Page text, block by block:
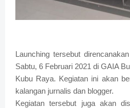
Launching tersebut
Sabtu, 6 Februari 2021 di GAIA
Kubu Raya. Kegiatan ini akan
kalangan jurnalis dan blogger.
Kegiatan tersebut juga akan